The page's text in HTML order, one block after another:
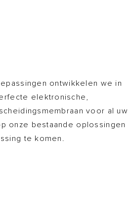
ontwikkelen we in
elektronische,
voor al uw
onze bestaande oplossingen
te komen.